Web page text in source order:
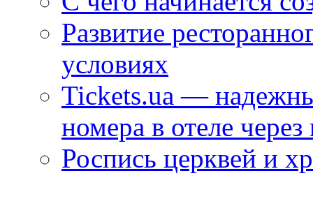
Развитие
условиях
Tickets.ua —
номера в отеле через
Роспись церквей и